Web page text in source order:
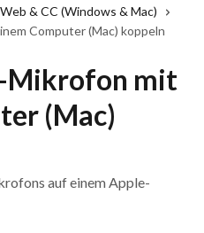
& CC (Windows & Mac)
Computer (Mac) koppeln
Mikrofon mit
(Mac)
auf einem Apple-